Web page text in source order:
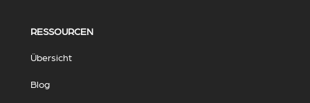
RESSOURCEN
Übersicht
Blog